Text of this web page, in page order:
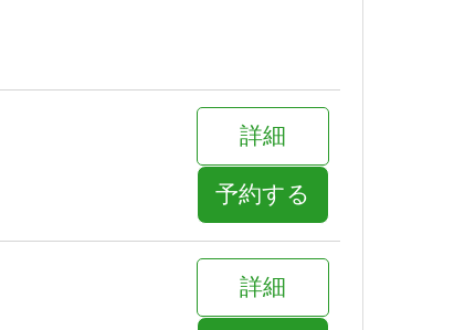
詳細
予約する
詳細